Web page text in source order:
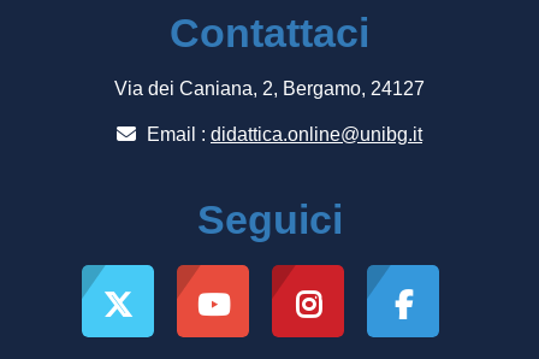
Contattaci
Via dei Caniana, 2, Bergamo, 24127
Email : didattica.online@unibg.it
Seguici